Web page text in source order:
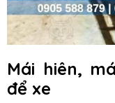
Mái hiên,
để xe